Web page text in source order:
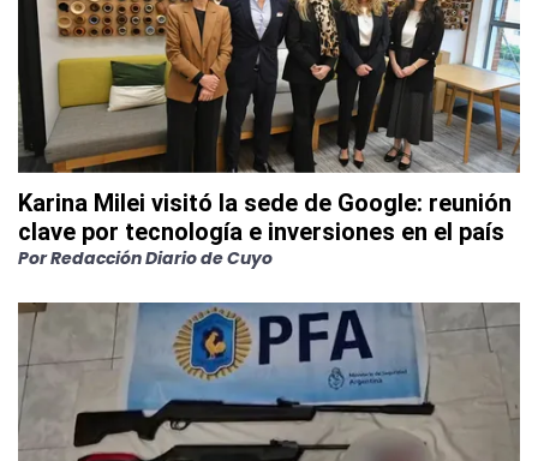
Karina Milei visitó la sede de Google: reunión
clave por tecnología e inversiones en el país
PorRedacción Diario de Cuyo